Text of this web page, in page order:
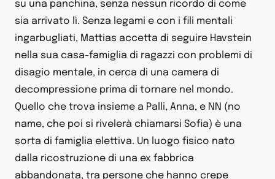
su una panchina, senza nessun ricordo di come
sia arrivato lì. Senza legami e con i fili mentali
ingarbugliati, Mattias accetta di seguire Havstein
nella sua casa-famiglia di ragazzi con problemi di
disagio mentale, in cerca di una camera di
decompressione prima di tornare nel mondo.
Quello che trova insieme a Palli, Anna, e NN (no
name, che poi si rivelerà chiamarsi Sofia) è una
sorta di famiglia elettiva. Un luogo fisico nato
dalla ricostruzione di una ex fabbrica
abbandonata, tra persone che hanno crepe